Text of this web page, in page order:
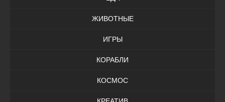
ЖИВОТНЫЕ
ИГРЫ
КОРАБЛИ
КОСМОС